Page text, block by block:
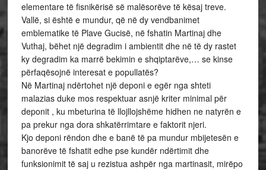
elementare të fisnikërisë së malësorëve të kësaj treve.
Vallë, si është e mundur, që në dy vendbanimet
emblematike të Plave Gucisë, në fshatin Martinaj dhe
Vuthaj, bëhet një degradim i ambientit dhe në të dy rastet
ky degradim ka marrë bekimin e shqiptarëve,… se kinse
përfaqësojnë interesat e popullatës?
Në Martinaj ndërtohet një deponi e egër nga shteti
malazias duke mos respektuar asnjë kriter minimal për
deponit , ku mbeturina të llojllojshëme hidhen ne natyrën e
pa prekur nga dora shkatërrimtare e faktorit njeri.
Kjo deponi rëndon dhe e banë të pa mundur mbijetesën e
banorëve të fshatit edhe pse kundër ndërtimit dhe
funksionimit të saj u rezistua ashpër nga martinasit, mirëpo